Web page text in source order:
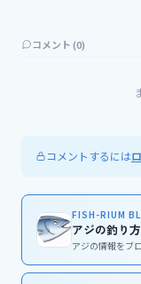
コメント (0)
コメントするには
FISH-RIUM
アジの釣り
アジの情報をブ